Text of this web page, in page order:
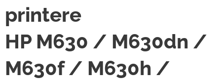
printere
HP M630 / M630dn /
M630f / M630h /